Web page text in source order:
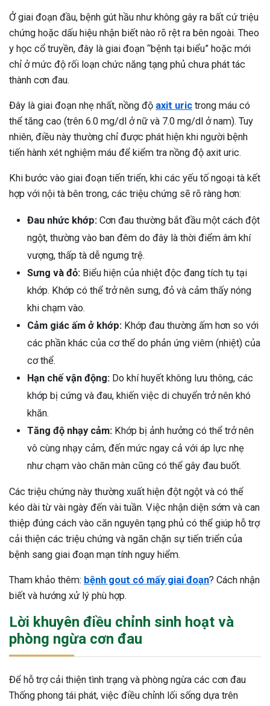
Ở giai đoạn đầu, bệnh gút hầu như không gây ra bất cứ triệu
chứng hoặc dấu hiệu nhận biết nào rõ rệt ra bên ngoài. Theo
y học cổ truyền, đây là giai đoạn “bệnh tại biểu” hoặc mới
chỉ ở mức độ rối loạn chức năng tạng phủ chưa phát tác
thành cơn đau.
Đây là giai đoạn nhẹ nhất, nồng độ axit uric trong máu có
thể tăng cao (trên 6.0 mg/dl ở nữ và 7.0 mg/dl ở nam). Tuy
nhiên, điều này thường chỉ được phát hiện khi người bệnh
tiến hành xét nghiệm máu để kiểm tra nồng độ axit uric.
Khi bước vào giai đoạn tiến triển, khi các yếu tố ngoại tà kết
hợp với nội tà bên trong, các triệu chứng sẽ rõ ràng hơn:
Đau nhức khớp: Cơn đau thường bắt đầu một cách đột
ngột, thường vào ban đêm do đây là thời điểm âm khí
vượng, thấp tà dễ ngưng trệ.
Sưng và đỏ: Biểu hiện của nhiệt độc đang tích tụ tại
khớp. Khớp có thể trở nên sưng, đỏ và cảm thấy nóng
khi chạm vào.
Cảm giác ấm ở khớp: Khớp đau thường ấm hơn so với
các phần khác của cơ thể do phản ứng viêm (nhiệt) của
cơ thể.
Hạn chế vận động: Do khí huyết không lưu thông, các
khớp bị cứng và đau, khiến việc di chuyển trở nên khó
khăn.
Tăng độ nhạy cảm: Khớp bị ảnh hưởng có thể trở nên
vô cùng nhạy cảm, đến mức ngay cả với áp lực nhẹ
như chạm vào chăn màn cũng có thể gây đau buốt.
Các triệu chứng này thường xuất hiện đột ngột và có thể
kéo dài từ vài ngày đến vài tuần. Việc nhận diện sớm và can
thiệp đúng cách vào căn nguyên tạng phủ có thể giúp hỗ trợ
cải thiện các triệu chứng và ngăn chặn sự tiến triển của
bệnh sang giai đoạn mạn tính nguy hiểm.
Tham khảo thêm: bệnh gout có mấy giai đoạn? Cách nhận
biết và hướng xử lý phù hợp.
Lời khuyên điều chỉnh sinh hoạt và
phòng ngừa cơn đau
Để hỗ trợ cải thiện tình trạng và phòng ngừa các cơn đau
Thống phong tái phát, việc điều chỉnh lối sống dựa trên